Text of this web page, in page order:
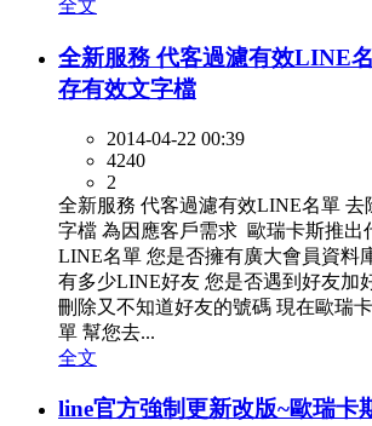
全文
全新服務 代客過濾有效LINE
存有效文字檔
2014-04-22 00:39
4240
2
全新服務 代客過濾有效LINE名單 去
字檔 為因應客戶需求 歐瑞卡斯推出
LINE名單 您是否擁有廣大會員資料
有多少LINE好友 您是否遇到好友加
刪除又不知道好友的號碼 現在歐瑞
單 幫您去...
全文
line官方強制更新改版~歐瑞卡